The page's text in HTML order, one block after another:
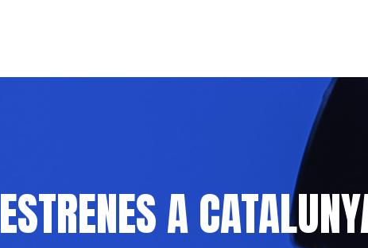
ESTRENES A